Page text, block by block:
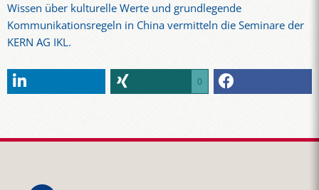
Wissen über kulturelle Werte und grundlegende
Kommunikationsregeln in China vermitteln die Seminare der
KERN AG IKL.
0